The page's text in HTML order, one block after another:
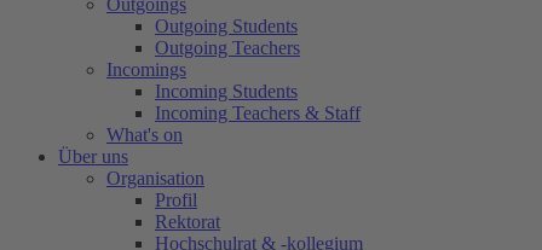
Outgoings
Outgoing Students
Outgoing Teachers
Incomings
Incoming Students
Incoming Teachers & Staff
What's on
Über uns
Organisation
Profil
Rektorat
Hochschulrat & -kollegium